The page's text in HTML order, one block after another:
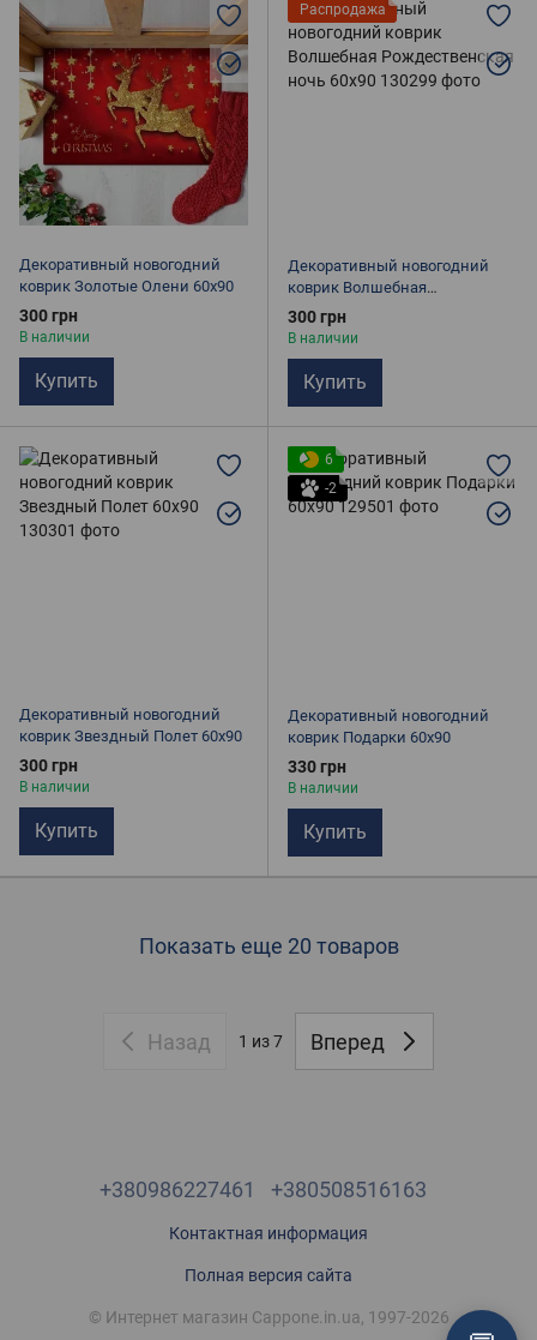
Декоративный новогодний
коврик Золотые Олени 60х90
300 грн
В наличии
Купить
Распродажа
Декоративный новогодний
коврик Волшебная
Рождественская ночь 60х90
300 грн
В наличии
Купить
Декоративный новогодний
коврик Звездный Полет 60х90
300 грн
В наличии
Купить
6
-2
Декоративный новогодний
коврик Подарки 60х90
330 грн
В наличии
Купить
Показать еще 20 товаров
Назад 1 из 7 Вперед
+380986227461 +380508516163
Контактная информация
Полная версия сайта
© Интернет магазин Cappone.in.ua, 1997-2026